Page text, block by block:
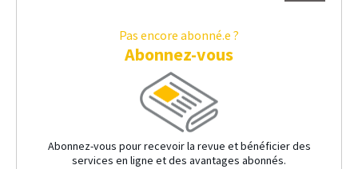
Pas encore abonné.e ?
Abonnez-vous
Abonnez-vous pour recevoir la revue et bénéficier des
services en ligne et des avantages abonnés.